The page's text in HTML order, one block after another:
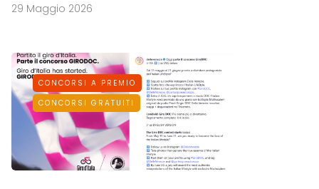
29 Maggio 2026
CONCORSI A PREMIO
CONCORSI GRATUITI